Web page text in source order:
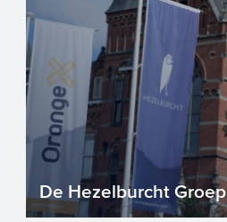
De Hezelburcht Groep